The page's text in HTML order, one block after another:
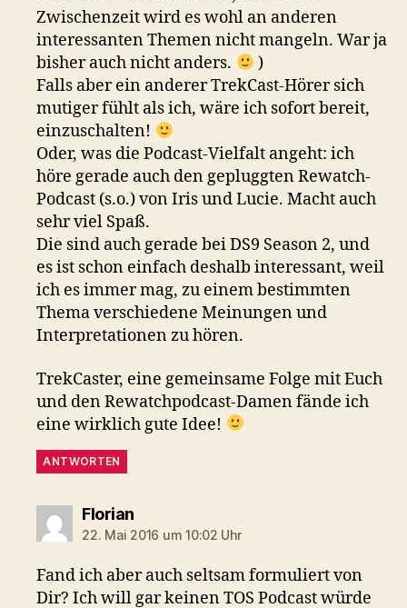
Zwischenzeit wird es wohl an anderen
interessanten Themen nicht mangeln. War ja
bisher auch nicht anders.
)
Falls aber ein anderer TrekCast-Hörer sich
mutiger fühlt als ich, wäre ich sofort bereit,
einzuschalten!
Oder, was die Podcast-Vielfalt angeht: ich
höre gerade auch den gepluggten Rewatch-
Podcast (s.o.) von Iris und Lucie. Macht auch
sehr viel Spaß.
Die sind auch gerade bei DS9 Season 2, und
es ist schon einfach deshalb interessant, weil
ich es immer mag, zu einem bestimmten
Thema verschiedene Meinungen und
Interpretationen zu hören.
TrekCaster, eine gemeinsame Folge mit Euch
und den Rewatchpodcast-Damen fände ich
eine wirklich gute Idee!
ANTWORTEN
Floriansagt:
22. Mai 2016 um 10:02 Uhr
Fand ich aber auch seltsam formuliert von
Dir? Ich will gar keinen TOS Podcast würde